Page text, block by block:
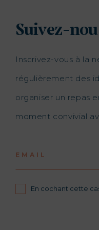
Suivez-
Inscrivez-vous à la
régulièrement des
organiser un repas
moment convivial
EMAIL
En cochant cette